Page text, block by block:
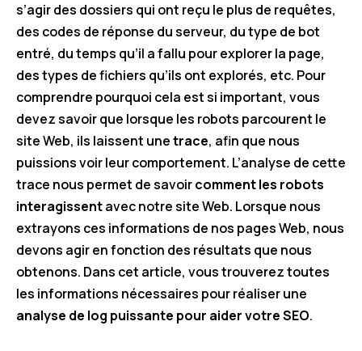
s’agir des dossiers qui ont reçu le plus de requêtes,
des codes de réponse du serveur, du type de bot
entré, du temps qu’il a fallu pour explorer la page,
des types de fichiers qu’ils ont explorés, etc. Pour
comprendre pourquoi cela est si important, vous
devez savoir que lorsque les robots parcourent le
site Web, ils laissent unetrace, afin que nous
puissions voir leur comportement. L’analyse de cette
trace nous permet de savoircomment les robots
interagissentavec notre site Web. Lorsque nous
extrayons ces informations de nos pages Web, nous
devons agir en fonction des résultats que nous
obtenons. Dans cet article, vous trouverez toutes
les informations nécessaires pour réaliser une
analyse de log puissante pour aider votre SEO.